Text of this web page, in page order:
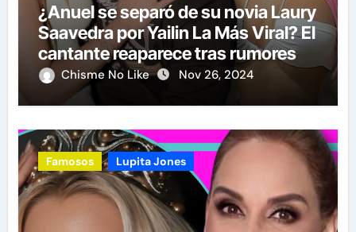
¿Anuel se separó de su novia Laury
Saavedra por Yailin La Más Viral? El
cantante reaparece tras rumores
Chisme No Like Nov 26, 2024
Famosos Lupita Jones